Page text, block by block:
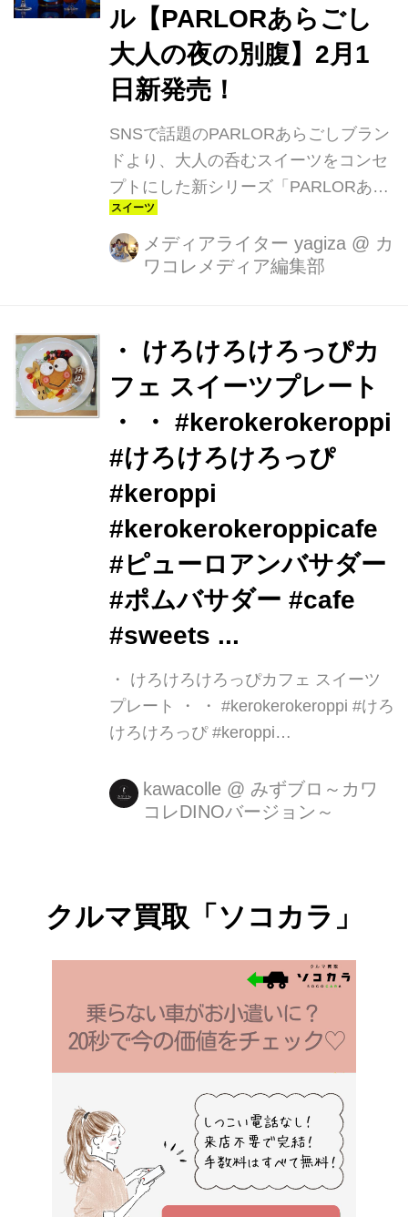
たピンクカラーの春スイーツや、お花
見など行楽シーズンにぴったりなワン
ハンドグルメ。豊富なラインアップの
中から厳選した春のおすすめ商品をご
紹介します。
ル【PARLORあらごし
大人の夜の別腹】2月1
日新発売！
SNSで話題のPARLORあらごしブラン
ドより、大人の呑むスイーツをコンセ
プトにした新シリーズ「PARLORあら
ごし 大人の夜の別腹」を2024年2月1
日より130年を超える奈良県で老舗の
酒蔵”梅乃宿酒造”公式オンラインショ
ーツである「いちご大福」「アップル
パイ」「パイナップルケーキ」の3種
類で、一日の締めくくりにぴったりの
大人のスイーツリキュールです。
メディアライター yagiza @ カ
ワコレメディア編集部
・ けろけろけろっぴカ
フェ スイーツプレート
・ ・ #kerokerokeroppi
#けろけろけろっぴ
#keroppi
#kerokerokeroppicafe
#ピューロアンバサダー
#ポムバサダー #cafe
#sweets ...
・ けろけろけろっぴカフェ スイーツ
プレート ・ ・ #kerokerokeroppi #けろ
けろけろっぴ #keroppi
バサダー #ポムバサダー #cafe
#sweets ...
kawacolle @ みずブロ～カワ
コレDINOバージョン～
クルマ買取「ソコカラ」